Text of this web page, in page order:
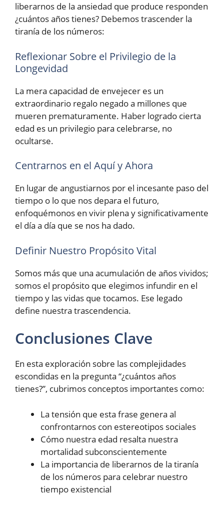
liberarnos de la ansiedad que produce responden
¿cuántos años tienes? Debemos trascender la
tiranía de los números:
Reflexionar Sobre el Privilegio de la
Longevidad
La mera capacidad de envejecer es un
extraordinario regalo negado a millones que
mueren prematuramente. Haber logrado cierta
edad es un privilegio para celebrarse, no
ocultarse.
Centrarnos en el Aquí y Ahora
En lugar de angustiarnos por el incesante paso del
tiempo o lo que nos depara el futuro,
enfoquémonos en vivir plena y significativamente
el día a día que se nos ha dado.
Definir Nuestro Propósito Vital
Somos más que una acumulación de años vividos;
somos el propósito que elegimos infundir en el
tiempo y las vidas que tocamos. Ese legado
define nuestra trascendencia.
Conclusiones Clave
En esta exploración sobre las complejidades
escondidas en la pregunta “¿cuántos años
tienes?”, cubrimos conceptos importantes como:
La tensión que esta frase genera al
confrontarnos con estereotipos sociales
Cómo nuestra edad resalta nuestra
mortalidad subconscientemente
La importancia de liberarnos de la tiranía
de los números para celebrar nuestro
tiempo existencial